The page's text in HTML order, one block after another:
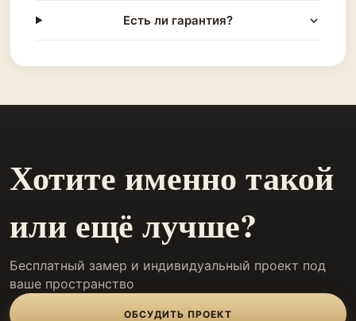
Есть ли гарантия?
Хотите именно такой
или ещё лучше?
Бесплатный замер и индивидуальный проект под
ваше пространство
ОБСУДИТЬ ПРОЕКТ